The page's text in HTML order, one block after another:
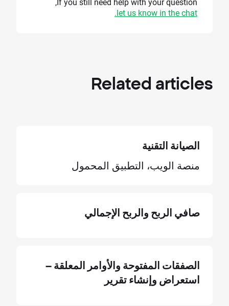
let us know in the chat.
Related articles
الصيانة التقنية
منصة الويب، التطبيق المحمول
صافي الربح والربح الإجمالي
الصفقات المفتوحة والأوامر المعلقة –
استعراض وإنشاء تقرير